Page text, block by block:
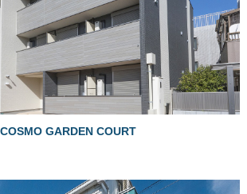
COSMO GARDEN COURT